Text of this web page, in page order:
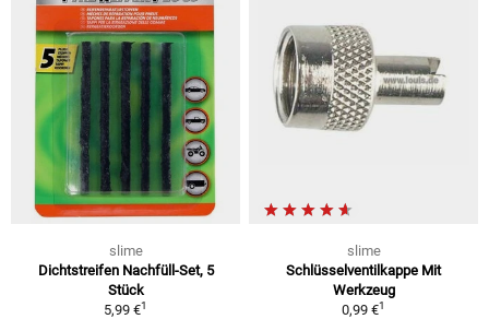
slime
Dichtstreifen Nachfüll-Set, 5
Stück
5,99 €1
slime
Schlüsselventilkappe Mit
Werkzeug
0,99 €1